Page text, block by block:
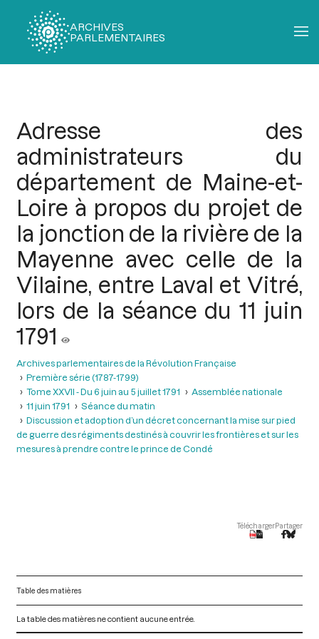
ARCHIVES
PARLEMENTAIRES
Adresse des
administrateurs du
département de Maine-et-
Loire à propos du projet de
la jonction de la rivière de la
Mayenne avec celle de la
Vilaine, entre Laval et Vitré,
lors de la séance du 11 juin
1791
Archives parlementaires de la Révolution Française
Première série (1787-1799)
Tome XXVII - Du 6 juin au 5 juillet 1791
Assemblée nationale
11 juin 1791
Séance du matin
Discussion et adoption d’un décret concernant la mise sur pied
de guerre des régiments destinés à couvrir les frontières et sur les
mesures à prendre contre le prince de Condé
TéléchargerPartager
Table des matières
La table des matières ne contient aucune entrée.